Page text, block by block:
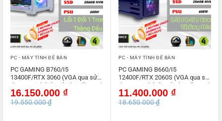
PC - MÁY TÍNH ĐỂ BÀN
PC GAMING B760/I5
13400F/RTX 3060 (VGA qua sử
dụng – Linh kiện còn lại All NEW)
19.550.000₫
Giá
gốc
là:
16.150.000 ₫
Giá
hiện
tại
PC - MÁY TÍNH ĐỂ BÀN
PC GAMING B660/I5
12400F/RTX 2060S (VGA qua sử
dụng – Linh kiện còn lại All NEW)
18.650.000₫
Giá
gốc
là:
11.400.000 ₫
Giá
hiện
tại